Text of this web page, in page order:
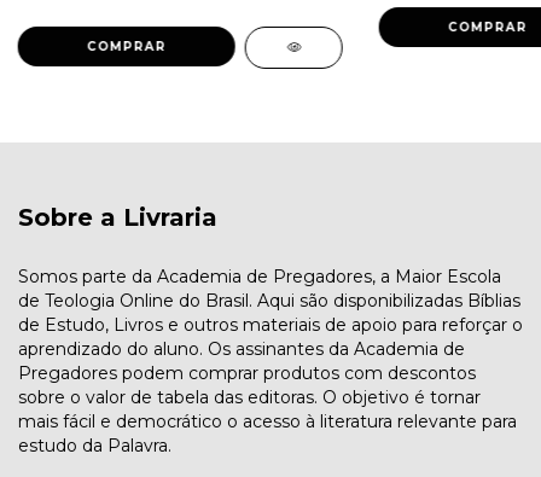
Sobre a Livraria
Somos parte da Academia de Pregadores, a Maior Escola
de Teologia Online do Brasil. Aqui são disponibilizadas Bíblias
de Estudo, Livros e outros materiais de apoio para reforçar o
aprendizado do aluno. Os assinantes da Academia de
Pregadores podem comprar produtos com descontos
sobre o valor de tabela das editoras. O objetivo é tornar
mais fácil e democrático o acesso à literatura relevante para
estudo da Palavra.